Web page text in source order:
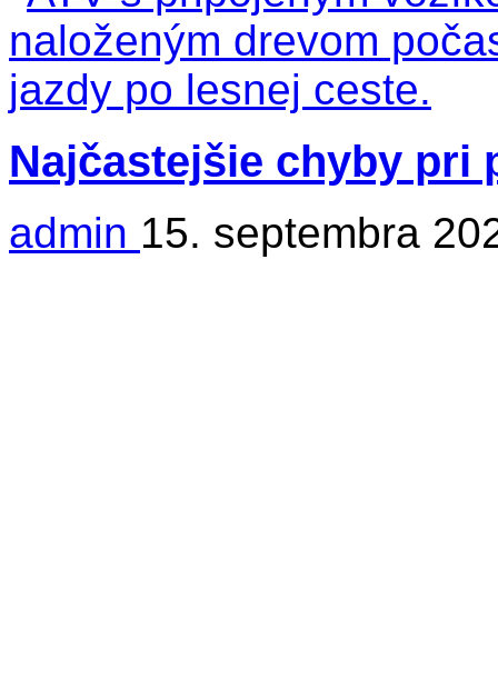
Najčastejšie chyby pri
admin 15. septembra